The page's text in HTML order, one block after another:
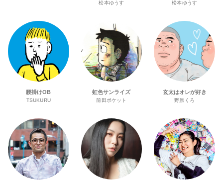
松本ゆうす 松本ゆうす
腰掛けOB
TSUKURU
虹色サンライズ
前田ポケット
玄太はオレが好き
野原くろ